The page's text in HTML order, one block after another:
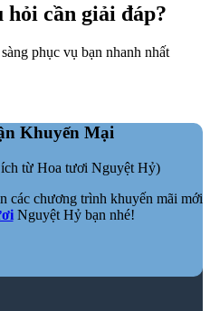
hỏi cần giải đáp?
phục vụ bạn nhanh nhất
Khuyến Mại
từ Hoa tươi Nguyệt Hỷ)
các chương trình khuyến mãi mới
Nguyệt Hỷ bạn nhé!